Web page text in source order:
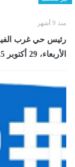
منذ 9 أشهر
رئيس حي غرب
الأربعاء، 29 أكتوبر 2025 12:34 مـ